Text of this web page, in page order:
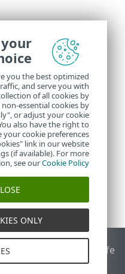
End of Life
you the best optimized
and serve you with
of all cookies by
essential cookies by
or adjust your cookie
also have the right to
cookie preferences
link in our website
(if available). For more
see ourCookie Policy
ONLY